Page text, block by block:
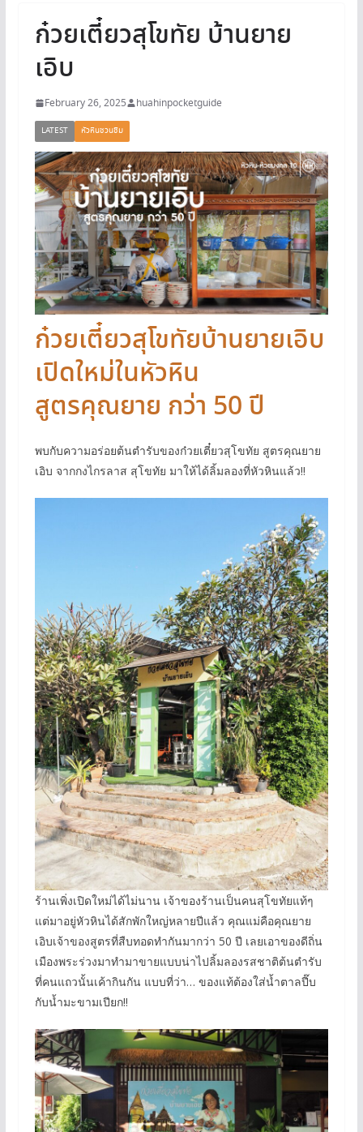
ก๋วยเตี๋ยวสุโขทัย บ้านยาย
เอิบ
February 26, 2025 huahinpocketguide
LATEST หัวหินชวนชิม
ก๋วยเตี๋ยวสุโขทัยบ้านยายเอิบ
เปิดใหม่ในหัวหิน
สูตรคุณยาย กว่า 50 ปี
พบกับความอร่อยต้นตำรับของก๋วยเตี๋ยวสุโขทัย สูตรคุณยาย
เอิบ จากกงไกรลาส สุโขทัย มาให้ได้ลิ้มลองที่หัวหินแล้ว!!
ร้านเพิ่งเปิดใหม่ได้ไม่นาน เจ้าของร้านเป็นคนสุโขทัยแท้ๆ
แต่มาอยู่หัวหินได้สักพักใหญ่หลายปีแล้ว คุณแม่คือคุณยาย
เอิบเจ้าของสูตรที่สืบทอดทำกันมากว่า 50 ปี เลยเอาของดีถิ่น
เมืองพระร่วงมาทำมาขายแบบน่าไปลิ้มลองรสชาติต้นตำรับ
ที่คนแถวนั้นเค้ากินกัน แบบที่ว่า… ของแท้ต้องใส่น้ำตาลปี๊บ
กับน้ำมะขามเปียก!!